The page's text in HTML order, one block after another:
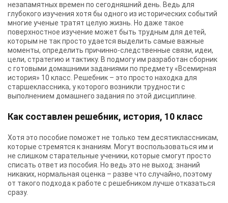
незапамятных времен по сегодняшний день. Ведь для
глубокого изучения хотя бы одного из исторических событий
многие ученые тратят целую жизнь. Но даже такое
поверхностное изучение может быть трудным для детей,
которым не так просто удается выделить самые важные
моменты, определить причинно-следственные связи, идеи,
цели, стратегию и тактику. В подмогу им разработан сборник
с готовыми домашними заданиями по предмету «Всемирная
история» 10 класс. Решебник – это просто находка для
старшеклассника, у которого возникли трудности с
выполнением домашнего задания по этой дисциплине.
Как составлен решебник, история, 10 класс
Хотя это пособие поможет не только тем десятиклассникам,
которые стремятся к знаниям. Могут воспользоваться им и
не слишком старательные ученики, которые смогут просто
списать ответ из пособия. Но ведь это не выход: знаний
никаких, нормальная оценка – разве что случайно, поэтому
от такого подхода к работе с решебником лучше отказаться
сразу.